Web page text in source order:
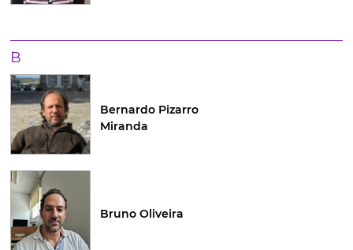
B
Bernardo Pizarro
Miranda
Bruno Oliveira